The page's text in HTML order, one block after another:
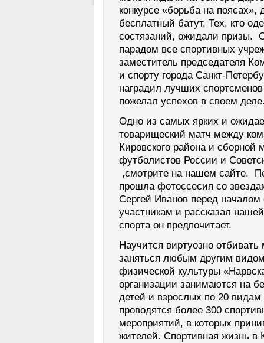
конкурсе «борьба на поясах»,
бесплатный батут. Тех, кто
состязаний, ожидали призы.
парадом все спортивных
заместитель председателя
и спорту города Санкт-
наградил лучших
пожелал успехов в своем
Одно из самых ярких и
товарищеский матч между
Кировского района и сборной
футболистов России и
,смотрите на нашем сайте.
прошла фотоссесия со
Сергей Иванов перед началом
участникам и рассказал
спорта он предпочитает.
Научится виртуозно
заняться любым другим
физической культуры
организации занимаются на
детей и взрослых по 20
проводятся более 300
мероприятий, в которых
жителей. Спортивная жизнь в